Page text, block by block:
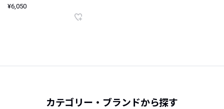
¥6,050
カテゴリー・ブランドから探す